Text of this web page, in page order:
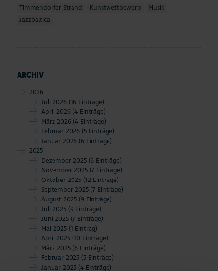
Timmendorfer Strand
Kunstwettbewerb
Musik
Jazzbaltica
ARCHIV
2026
Juli 2026 (16 Einträge)
April 2026 (4 Einträge)
März 2026 (4 Einträge)
Februar 2026 (5 Einträge)
Januar 2026 (6 Einträge)
2025
Dezember 2025 (6 Einträge)
November 2025 (7 Einträge)
Oktober 2025 (12 Einträge)
September 2025 (7 Einträge)
August 2025 (9 Einträge)
Juli 2025 (9 Einträge)
Juni 2025 (7 Einträge)
Mai 2025 (1 Eintrag)
April 2025 (10 Einträge)
März 2025 (6 Einträge)
Februar 2025 (5 Einträge)
Januar 2025 (4 Einträge)